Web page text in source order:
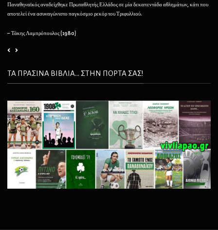
Παναθηναϊκός αναδείχθηκε Πρωταθλητής Ελλάδος σε μία δεκαπεντάδα αθλημάτων, κάτι που
αποτελεί ένα ασυναγώνιστο παγκόσμιο ρεκόρ του Τριφυλλιού.
– Τάκης Λαμπρόπουλος (1980)
ΤΑ ΠΡΑΣΙΝΑ ΒΙΒΛΙΑ... ΣΤΗΝ ΠΟΡΤΑ ΣΑΣ!